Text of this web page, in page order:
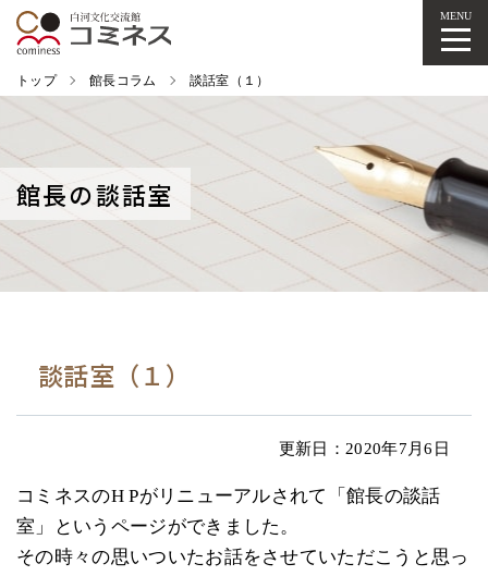
MENU
トップ 館長コラム 談話室（１）
館長の談話室
談話室（１）
更新日：2020年7月6日
コミネスのH Pがリニューアルされて「館長の談話
室」というページができました。
その時々の思いついたお話をさせていただこうと思っ